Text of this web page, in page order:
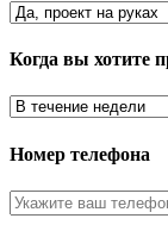
Когда вы хотите
Номер телефона